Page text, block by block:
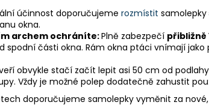
účinnost doporučujeme rozmístit samolepky
okna.
archem ochráníte:Plně zabezpečí přibližně
spodní části okna. Rám okna ptáci vnímají
obvykle stačí začít lepit asi 50 cm od
Vždy je možné polep dodatečně zahustit
doporučujeme samolepky vyměnit za